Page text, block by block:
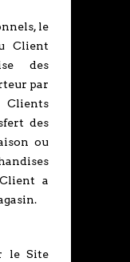
le
Client
des
par
des
ou
a
le Site